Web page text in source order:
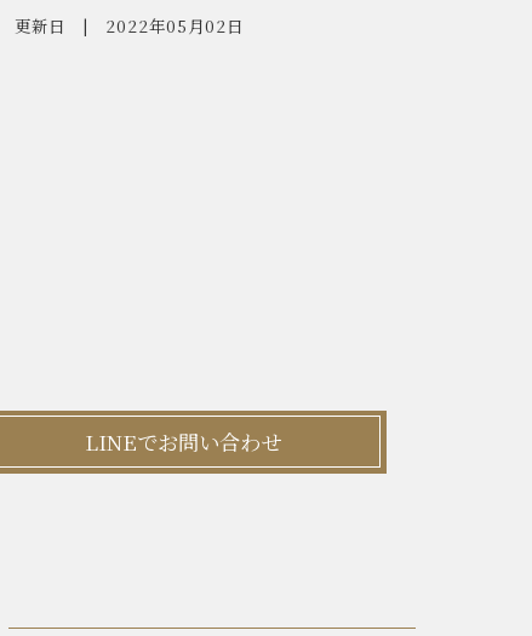
更新日 2022年05月02日
LINEでお問い合わせ